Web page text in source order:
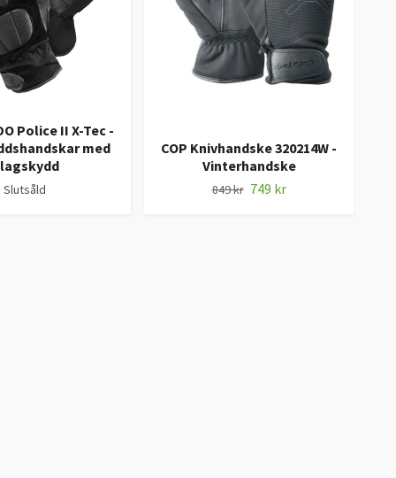
Police II X-Tec -
med
Slutsåld
COP Knivhandske 320214W -
Vinterhandske
849 kr 749 kr